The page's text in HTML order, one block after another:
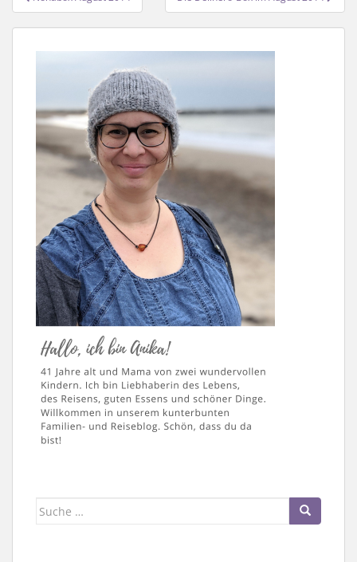
Suche